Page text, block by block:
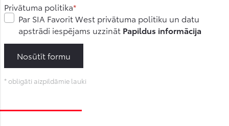
Privātuma politika
Par SIA Favorit West privātuma politiku un datu
apstrādi iespējams uzzināt Papildus informācija
Nosūtīt formu
* obligāti aizpildāmie lauki